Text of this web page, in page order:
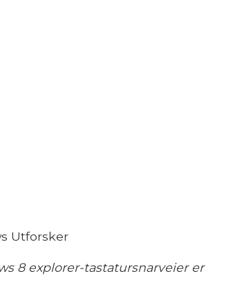
Utforsker
8 explorer-tastatursnarveier er